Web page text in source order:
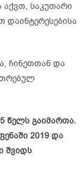
საკუთარი
ჩინეთთან და
წელს გაიმართა.
2019 და
შვიდს